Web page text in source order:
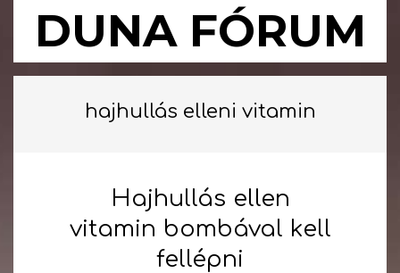
DUNA FÓRUM
Primary
hajhullás elleni vitamin
Hajhullás ellen
vitamin bombával kell
fellépni